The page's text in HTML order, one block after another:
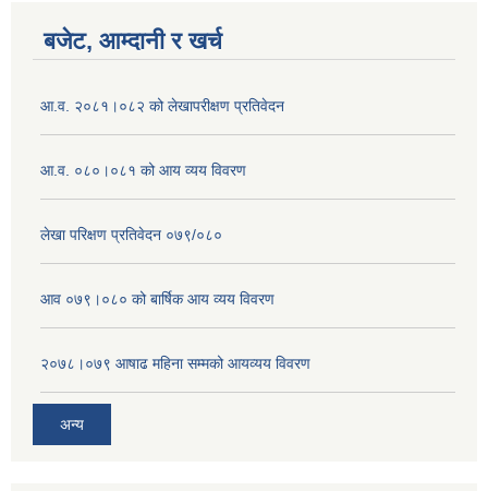
बजेट, आम्दानी र खर्च
आ.व. २०८१।०८२ को लेखापरीक्षण प्रतिवेदन
आ.व. ०८०।०८१ को आय व्यय विवरण
लेखा परिक्षण प्रतिवेदन ०७९/०८०
आव ०७९।०८० को बार्षिक आय व्यय विवरण
२०७८।०७९ आषाढ महिना सम्मको आयव्यय विवरण
अन्य